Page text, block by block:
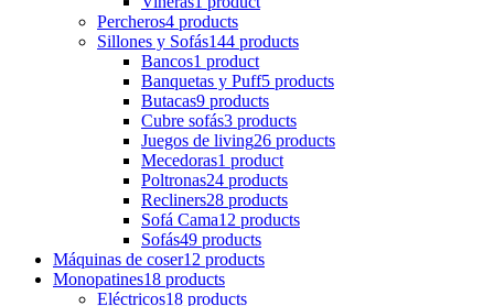
Percheros4 products
Sillones y Sofás144 products
Bancos1 product
Banquetas y Puff5 products
Butacas9 products
Cubre sofás3 products
Juegos de living26 products
Mecedoras1 product
Poltronas24 products
Recliners28 products
Sofá Cama12 products
Sofás49 products
Máquinas de coser12 products
Monopatines18 products
Eléctricos18 products